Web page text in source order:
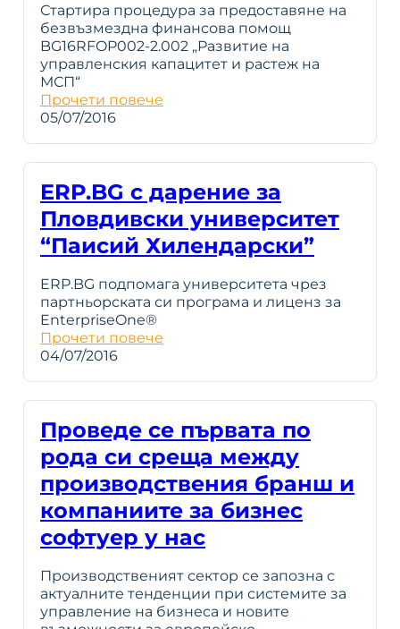
Стартира процедура за предоставяне на
безвъзмездна финансова помощ
BG16RFOP002-2.002 „Развитие на
управленския капацитет и растеж на
МСП“
Прочети повече
05/07/2016
ERP.BG с дарение за
Пловдивски университет
“Паисий Хилендарски”
ERP.BG подпомага университета чрез
партньорската си програма и лиценз за
EnterpriseOne®
Прочети повече
04/07/2016
Проведе се първата по
рода си среща между
производствения бранш и
компаниите за бизнес
софтуер у нас
Производственият сектор се запозна с
актуалните тенденции при системите за
управление на бизнеса и новите